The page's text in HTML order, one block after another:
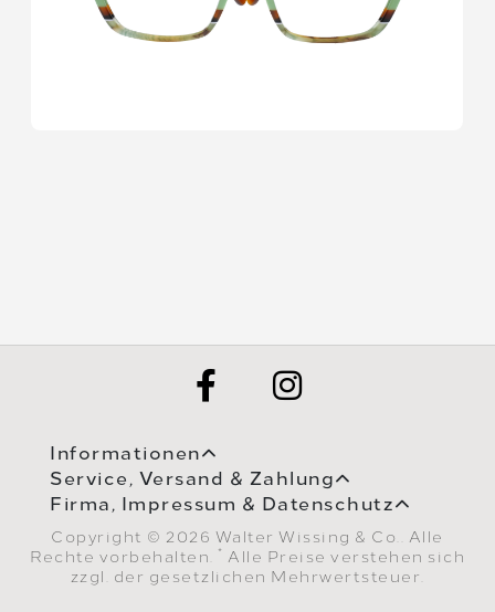
Informationen
Service, Versand & Zahlung
Firma, Impressum & Datenschutz
Copyright © 2026 Walter Wissing & Co.. Alle
Rechte vorbehalten.
* Alle Preise verstehen sich
zzgl. der gesetzlichen Mehrwertsteuer.